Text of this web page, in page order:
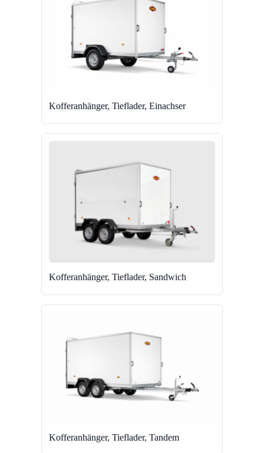
Kofferanhänger, Tieflader, Einachser
Kofferanhänger, Tieflader, Sandwich
Kofferanhänger, Tieflader, Tandem